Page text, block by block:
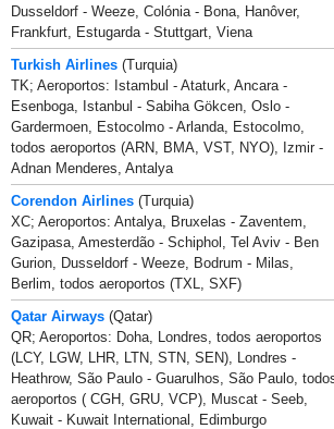
Dusseldorf - Weeze, Colónia - Bona, Hanôver,
Frankfurt, Estugarda - Stuttgart, Viena
Turkish Airlines (Turquia)
TK; Aeroportos: Istambul - Ataturk, Ancara -
Esenboga, Istanbul - Sabiha Gökcen, Oslo -
Gardermoen, Estocolmo - Arlanda, Estocolmo,
todos aeroportos (ARN, BMA, VST, NYO), Izmir -
Adnan Menderes, Antalya
Corendon Airlines (Turquia)
XC; Aeroportos: Antalya, Bruxelas - Zaventem,
Gazipasa, Amesterdão - Schiphol, Tel Aviv - Ben
Gurion, Dusseldorf - Weeze, Bodrum - Milas,
Berlim, todos aeroportos (TXL, SXF)
Qatar Airways (Qatar)
QR; Aeroportos: Doha, Londres, todos aeroportos
(LCY, LGW, LHR, LTN, STN, SEN), Londres -
Heathrow, São Paulo - Guarulhos, São Paulo,
aeroportos ( CGH, GRU, VCP), Muscat - Seeb,
Kuwait - Kuwait International, Edimburgo